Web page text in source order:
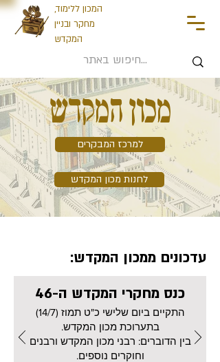
המכון ללימוד,
מחקר ובניין
המקדש
מכון המקדש
למרכז המבקרים
לחנות מכון המקדש
עדכונים ממכון המקדש:
כנס מחקרי המקדש ה-46
התקיים ביום שלישי כ"ט תמוז (14/7)
בתערוכת מכון המקדש.
בין הדוברים: רבני מכון המקדש ורבנים
וחוקרים נוספים.